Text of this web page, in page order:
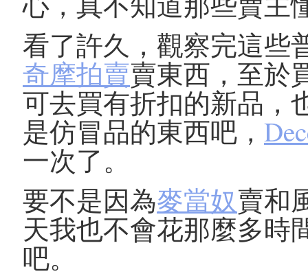
看了許久，觀察完這些
奇摩拍賣賣東西，至於
可去買有折扣的新品，
是仿冒品的東西吧，
一次了。
要不是因為麥當奴賣和
天我也不會花那麼多時
吧。